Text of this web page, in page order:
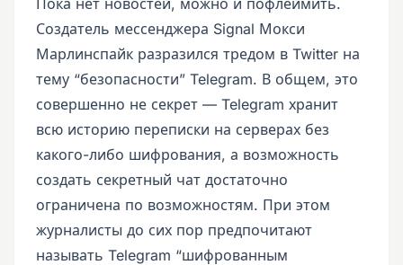
Создатель мессенджера Signal Мокси
Марлинспайк разразился тредом в Twitter на
тему “безопасности” Telegram. В общем, это
совершенно не секрет — Telegram хранит
всю историю переписки на серверах без
какого-либо шифрования, а возможность
создать секретный чат достаточно
ограничена по возможностям. При этом
журналисты до сих пор предпочитают
называть Telegram “шифрованным